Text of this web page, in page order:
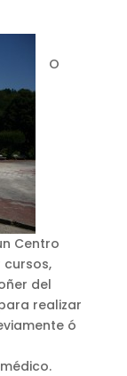
O
Centro
cursos,
del
realizar
ó